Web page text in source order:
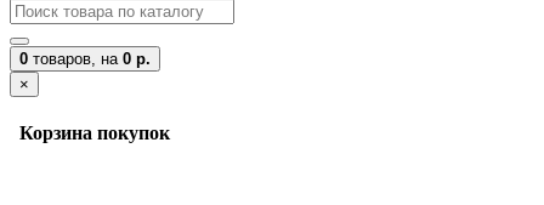
0 товаров, на 0 р.
×
Корзина покупок